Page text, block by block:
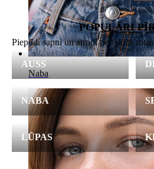
Naba
POPULĀRI
Piepildi sapni un atrodi perfektās
AUSS
NABA
LŪPAS